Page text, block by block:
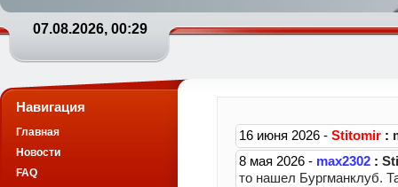
07.08.2026, 00:29
Навигация
Главная
Новости
FAQ